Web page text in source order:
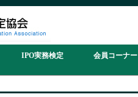
IPO実務検定 会員コーナー